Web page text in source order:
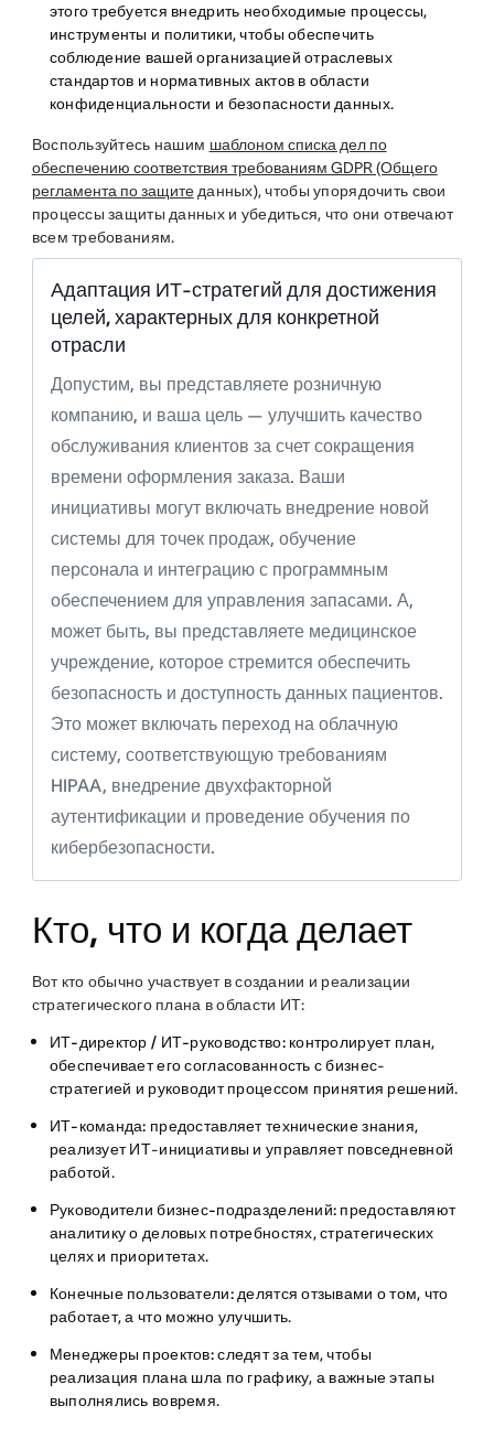
этого требуется внедрить необходимые процессы,
инструменты и политики, чтобы обеспечить
соблюдение вашей организацией отраслевых
стандартов и нормативных актов в области
конфиденциальности и безопасности данных.
Воспользуйтесь нашим шаблоном списка дел по
обеспечению соответствия требованиям GDPR (Общего
регламента по защитеданных), чтобы упорядочить свои
процессы защиты данных и убедиться, что они отвечают
всем требованиям.
Адаптация ИТ-стратегий для достижения
целей, характерных для конкретной
отрасли
Допустим, вы представляете розничную
компанию, и ваша цель — улучшить качество
обслуживания клиентов за счет сокращения
времени оформления заказа. Ваши
инициативы могут включать внедрение новой
системы для точек продаж, обучение
персонала и интеграцию с программным
обеспечением для управления запасами. А,
может быть, вы представляете медицинское
учреждение, которое стремится обеспечить
безопасность и доступность данных пациентов.
Это может включать переход на облачную
систему, соответствующую требованиям
HIPAA, внедрение двухфакторной
аутентификации и проведение обучения по
кибербезопасности.
Кто, что и когда делает
Вот кто обычно участвует в создании и реализации
стратегического плана в области ИТ:
ИТ-директор / ИТ-руководство:контролирует план,
обеспечивает его согласованность с бизнес-
стратегией и руководит процессом принятия решений.
ИТ-команда: предоставляет технические знания,
реализует ИТ-инициативы и управляет повседневной
работой.
Руководители бизнес-подразделений: предоставляют
аналитику о деловых потребностях, стратегических
целях и приоритетах.
Конечные пользователи:делятся отзывами о том, что
работает, а что можно улучшить.
Менеджеры проектов:следят за тем, чтобы
реализация плана шла по графику, а важные этапы
выполнялись вовремя.